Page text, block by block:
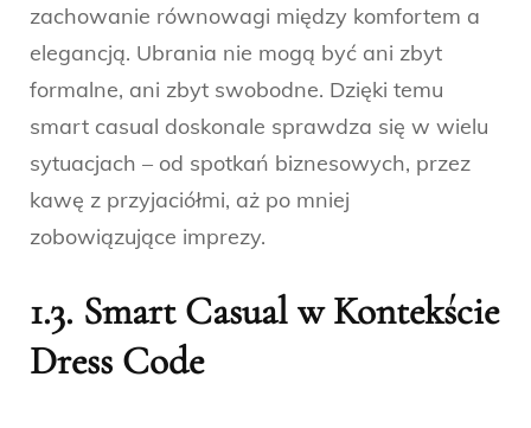
zachowanie równowagi między komfortem a
elegancją. Ubrania nie mogą być ani zbyt
formalne, ani zbyt swobodne. Dzięki temu
smart casual doskonale sprawdza się w wielu
sytuacjach – od spotkań biznesowych, przez
kawę z przyjaciółmi, aż po mniej
zobowiązujące imprezy.
1.3. Smart Casual w Kontekście
Dress Code